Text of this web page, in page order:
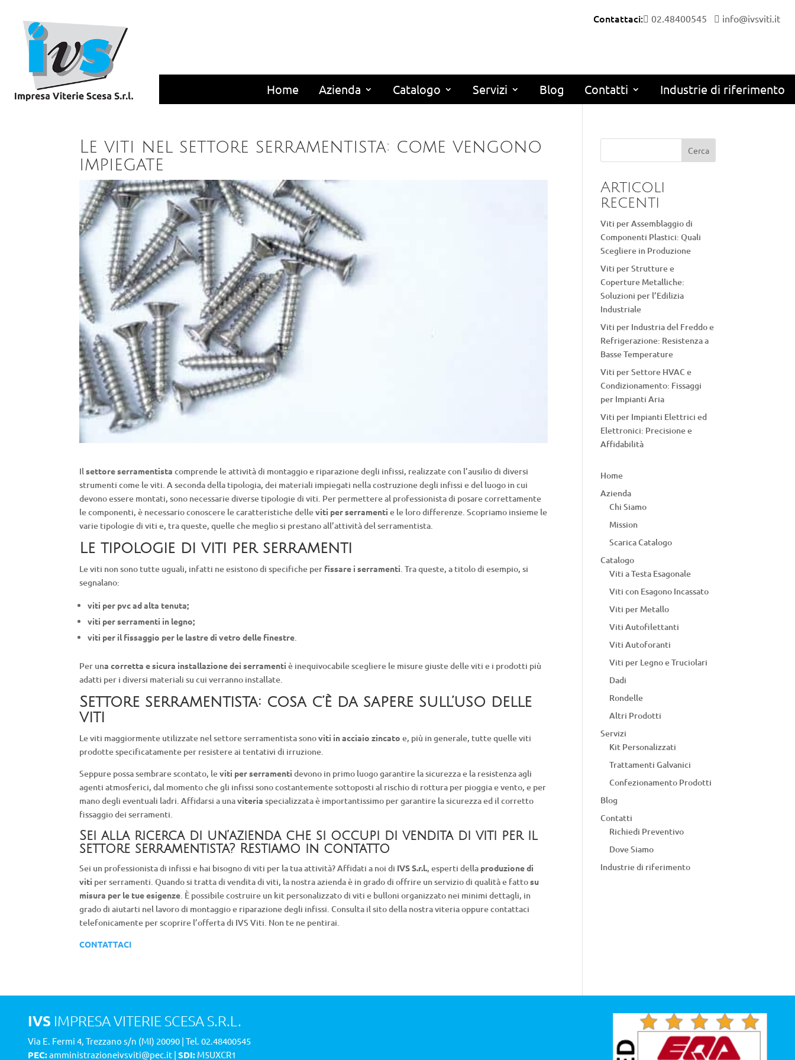
Home Azienda Catalogo Servizi Blog Contatti Industrie di riferimento
Contattaci: 02.48400545 info@ivsviti.it
Le viti nel settore serramentista: come vengono
impiegate
Il settore serramentistacomprende le attività di montaggio e riparazione degli infissi, realizzate con l’ausilio di diversi
strumenti come le viti. A seconda della tipologia, dei materiali impiegati nella costruzione degli infissi e del luogo in cui
devono essere montati, sono necessarie diverse tipologie di viti. Per permettere al professionista di posare correttamente
le componenti, è necessario conoscere le caratteristiche delleviti per serramentie le loro differenze. Scopriamo insieme le
varie tipologie di viti e, tra queste, quelle che meglio si prestano all’attività del serramentista.
Le tipologie di viti per serramenti
Le viti non sono tutte uguali, infatti ne esistono di specifiche per fissare i serramenti . Tra queste, a titolo di esempio, si
segnalano:
viti per pvc ad alta tenuta;
viti per serramenti in legno;
viti per il fissaggio per le lastre di vetro delle finestre
Per una corretta e sicura installazione dei serramenti è inequivocabile scegliere le misure giuste delle viti e i prodotti più
adatti per i diversi materiali su cui verranno installate.
Settore serramentista: cosa c’è da sapere sull’uso delle
viti
Le viti maggiormente utilizzate nel settore serramentista sonoviti in acciaio zincatoe, più in generale, tutte quelle viti
prodotte specificatamente per resistere ai tentativi di irruzione.
Seppure possa sembrare scontato, leviti per serramentidevono in primo luogo garantire la sicurezza e la resistenza agli
agenti atmosferici, dal momento che gli infissi sono costantemente sottoposti al rischio di rottura per pioggia e vento, e per
mano degli eventuali ladri. Affidarsi a unaviteriaspecializzata è importantissimo per garantire la sicurezza ed il corretto
fissaggio dei serramenti.
Sei alla ricerca di un’azienda che si occupi di vendita di viti per il
settore serramentista? Restiamo in contatto
Sei un professionista di infissi e hai bisogno di viti per la tua attività? Affidati a noi di IVS S.r.l., esperti della produzione di
viti per serramenti. Quando si tratta di vendita di viti, la nostra azienda è in grado di offrire un servizio di qualità e fattosu
misura per le tue esigenze . È possibile costruire un kit personalizzato di viti e bulloni organizzato nei minimi dettagli, in
grado di aiutarti nel lavoro di montaggio e riparazione degli infissi. Consulta il sito della nostra viteria oppure contattaci
telefonicamente per scoprire l’offerta di IVS Viti. Non te ne pentirai.
CONTATTACI
Cerca
Articoli
recenti
Viti per Assemblaggio di
Componenti Plastici: Quali
Scegliere in Produzione
Viti per Strutture e
Coperture Metalliche:
Soluzioni per l’Edilizia
Industriale
Viti per Industria del Freddo e
Refrigerazione: Resistenza a
Basse Temperature
Viti per Settore HVAC e
Condizionamento: Fissaggi
per Impianti Aria
Viti per Impianti Elettrici ed
Elettronici: Precisione e
Affidabilità
Home
Azienda
Chi Siamo
Mission
Scarica Catalogo
Catalogo
Viti a Testa Esagonale
Viti con Esagono Incassato
Viti per Metallo
Viti Autofilettanti
Viti Autoforanti
Viti per Legno e Truciolari
Dadi
Rondelle
Altri Prodotti
Servizi
Kit Personalizzati
Trattamenti Galvanici
Confezionamento Prodotti
Blog
Contatti
Richiedi Preventivo
Dove Siamo
Industrie di riferimento
IVS IMPRESA VITERIE SCESA S.R.L.
Via E. Fermi 4 , Trezzano s/n (MI) 20090 | Tel. 02.48400545
PEC:amministrazioneivsviti@pec.it |SDI: M5UXCR1